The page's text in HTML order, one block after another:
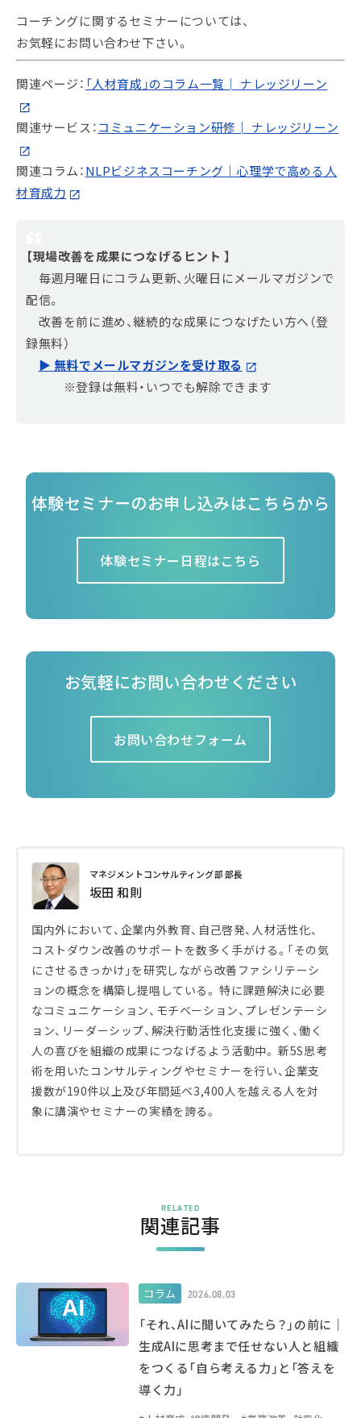
コーチングに関するセミナーについては、
お気軽にお問い合わせ下さい。
関連ページ： 「人材育成」のコラム一覧│ ナレッジリーン
関連サービス：コミュニケーション研修│ ナレッジリーン
関連コラム：NLPビジネスコーチング｜心理学で高める人
材育成力
【現場改善を成果につなげるヒント 】
毎週月曜日にコラム更新、火曜日にメールマガジンで
配信。
改善を前に進め、継続的な成果につなげたい方へ（登
録無料）
▶ 無料でメールマガジンを受け取る
※登録は無料・いつでも解除できます
体験セミナーのお申し込みはこちらから
体験セミナー日程はこちら
お気軽にお問い合わせください
お問い合わせフォーム
マネジメントコンサルティング部 部長
坂田 和則
国内外において、企業内外教育、自己啓発、人材活性化、
コストダウン改善のサポートを数多く手がける。「その気
にさせるきっかけ」を研究しながら改善ファシリテーシ
ョンの概念を構築し提唱している。 特に課題解決に必要
なコミュニケーション、モチベーション、プレゼンテーシ
ョン、リーダーシップ、解決行動活性化支援に強く、働く
人の喜びを組織の成果につなげるよう活動中。 新5S思考
術を用いたコンサルティングやセミナーを行い、企業支
援数が190件以上及び年間延べ3,400人を越える人を対
象に講演やセミナーの実績を誇る。
RELATED
関連記事
コラム 2026.08.03
「それ、AIに聞いてみたら？」の前に｜
生成AIに思考まで任せない人と組織
をつくる「自ら考える力」と「答えを
導く力」